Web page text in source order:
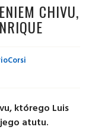
CHIVU,
którego Luis
atutu.